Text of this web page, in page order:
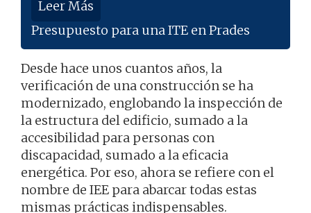
Leer Más
Presupuesto para una ITE en Prades
Desde hace unos cuantos años, la
verificación de una construcción se ha
modernizado, englobando la inspección de
la estructura del edificio, sumado a la
accesibilidad para personas con
discapacidad, sumado a la eficacia
energética. Por eso, ahora se refiere con el
nombre de IEE para abarcar todas estas
mismas prácticas indispensables.